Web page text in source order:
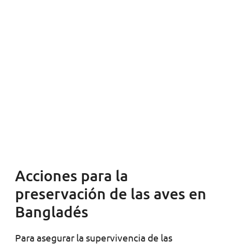
Acciones para la
preservación de las aves en
Bangladés
Para asegurar la supervivencia de las